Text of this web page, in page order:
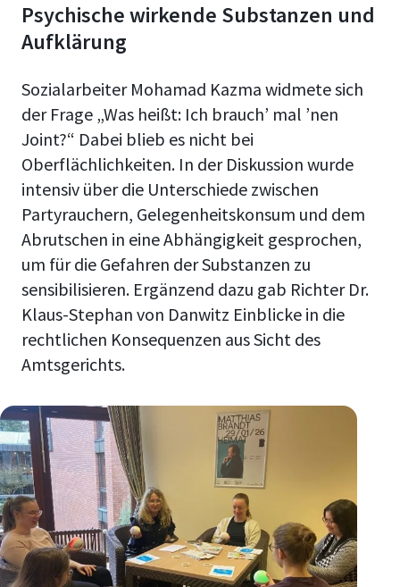
Psychische wirkende Substanzen und
Aufklärung
Sozialarbeiter Mohamad Kazma widmete sich
der Frage „Was heißt: Ich brauch’ mal ’nen
Joint?“ Dabei blieb es nicht bei
Oberflächlichkeiten. In der Diskussion wurde
intensiv über die Unterschiede zwischen
Partyrauchern, Gelegenheitskonsum und dem
Abrutschen in eine Abhängigkeit gesprochen,
um für die Gefahren der Substanzen zu
sensibilisieren. Ergänzend dazu gab Richter Dr.
Klaus-Stephan von Danwitz Einblicke in die
rechtlichen Konsequenzen aus Sicht des
Amtsgerichts.